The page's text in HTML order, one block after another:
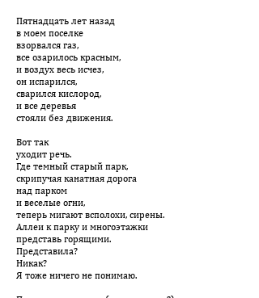
Пятнадцать лет назад
в моем поселке
взорвался газ,
все озарилось красным,
и воздух весь исчез,
он испарился,
сварился кислород,
и все деревья
стояли без движения.
Вот так
уходит речь.
Где темный старый парк,
скрипучая канатная дорога
над парком
и веселые огни,
теперь мигают всполохи, сирены.
Аллеи к парку и многоэтажки
представь горящими.
Представила?
Никак?
Я тоже ничего не понимаю.